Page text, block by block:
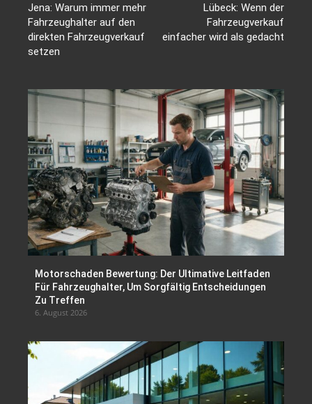
Jena: Warum immer mehr
Fahrzeughalter auf den
direkten Fahrzeugverkauf
setzen
Lübeck: Wenn der
Fahrzeugverkauf
einfacher wird als gedacht
Motorschaden Bewertung: Der Ultimative Leitfaden
Für Fahrzeughalter, Um Sorgfältig Entscheidungen
Zu Treffen
6. August 2026